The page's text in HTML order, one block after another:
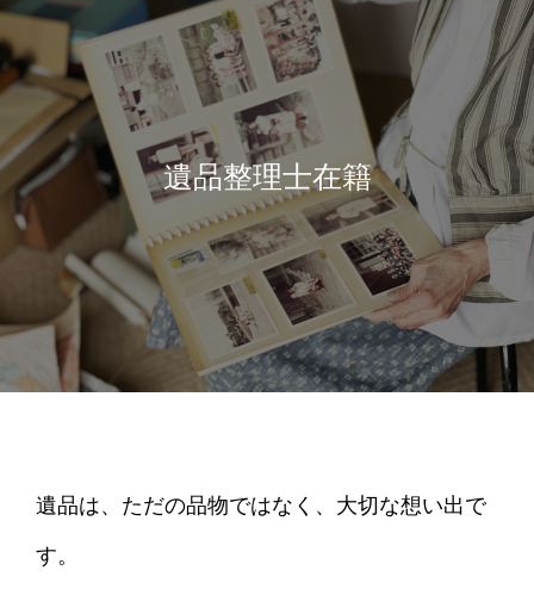
遺品整理士在籍
遺品は、ただの品物ではなく、大切な想い出で
す。